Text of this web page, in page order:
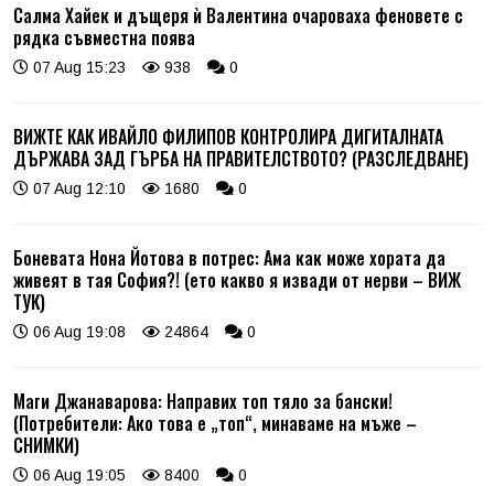
Салма Хайек и дъщеря ѝ Валентина очароваха феновете с
рядка съвместна поява
07 Aug 15:23 938 0
ВИЖТЕ КАК ИВАЙЛО ФИЛИПОВ КОНТРОЛИРА ДИГИТАЛНАТА
ДЪРЖАВА ЗАД ГЪРБА НА ПРАВИТЕЛСТВОТО? (РАЗСЛЕДВАНЕ)
07 Aug 12:10 1680 0
Боневата Нона Йотова в потрес: Ама как може хората да
живеят в тая София?! (ето какво я извади от нерви – ВИЖ
ТУК)
06 Aug 19:08 24864 0
Маги Джанаварова: Направих топ тяло за бански!
(Потребители: Ако това е „топ“, минаваме на мъже –
СНИМКИ)
06 Aug 19:05 8400 0